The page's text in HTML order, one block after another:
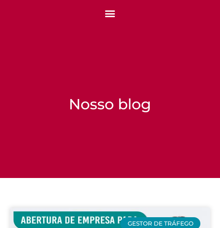
Nosso blog
GESTOR DE TRÁFEGO